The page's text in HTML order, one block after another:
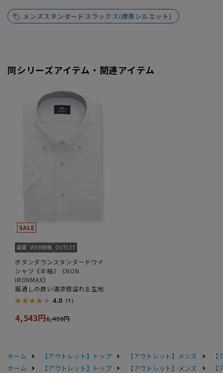
メンズスタンダードスラックス(標準シルエット)
同シリーズアイテム・関連アイテム
ボタンダウンスタンダードワイ
シャツ《半袖》《NON
IRONMAX》
風通しの良い清涼感溢れる生地
4.0 （1）
4,543円6,490円
ホーム 【アウトレット】トップ 【アウトレット】メンズ
ホーム
【アウトレット】トップ 【アウトレット】メンズ